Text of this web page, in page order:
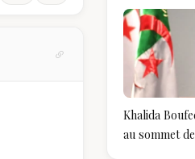
Khalida
au sommet